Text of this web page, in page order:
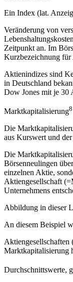
Ein Index (lat.
Veränderung von
Zeitpunkt an. Im
Kurzbezeichnung
Aktienindizes sind
in Deutschland
Dow Jones mit je 30
Marktkapitalisierung8
Die
aus Kurswert und
Die
Börsenneulingen
einzelnen Aktie,
Aktiengesellschaft
Unternehmens
Abbildung in dieser
An diesem Beispiel
Marktkapitalisierung
Durchschnittswerte,